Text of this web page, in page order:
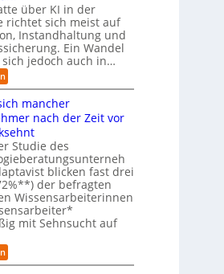
e
m
e
r
)
B
l
i
k
a
u
f
K
I
-
A
g
e
n
t
e
n
m
u
s
s
a
u
c
h
A
b
l
u
f
e
v
e
r
ä
n
d
r
n
über KI in der
richtet sich meist auf
Instandhaltung und
Ein Wandel
jedoch auch in…
:
K
I
-
A
s
s
i
s
t
e
n
t
e
n
a
l
s
mancher
nach der Zeit vor
Studie des
blicken fast drei
der befragten
Wissensarbeiterinnen
mit Sehnsucht auf
:
W